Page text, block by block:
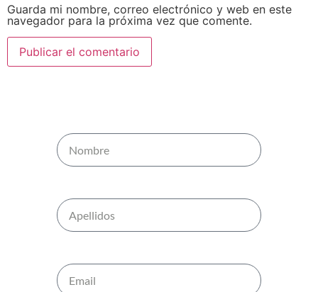
Guarda mi nombre, correo electrónico y web en este
navegador para la próxima vez que comente.